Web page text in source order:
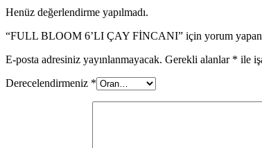
Henüz değerlendirme yapılmadı.
“FULL BLOOM 6’LI ÇAY FİNCANI” için yorum
E-posta adresiniz yayınlanmayacak. Gerekli alanlar * ile
Derecelendirmeniz *